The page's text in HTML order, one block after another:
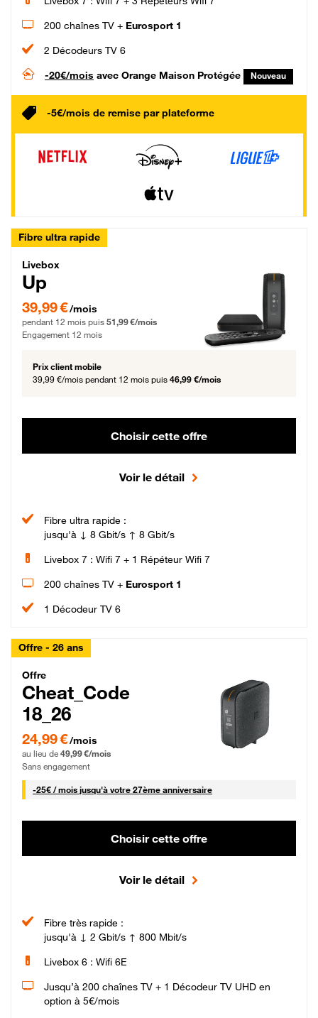
200 chaînes TV + Eurosport 1
2 Décodeurs TV 6
-20€/mois avec Orange Maison Protégée Nouveau
-5€/mois de remise par plateforme
Fibre ultra rapide
Livebox Up Fibre
Livebox
Up
39,99 € par mois pendant 12 mois puis 51,99 € par mois, Engagement 12 mois
39,99 €/mois
pendant 12 mois puis 51,99 €/mois
Engagement 12 mois
Prix client mobile
39,99 €/mois pendant 12 mois puis 46,99 €/mois
Choisir cette offre
Voir le détail
Fibre ultra rapide :
jusqu'à ↓ 8 Gbit/s ↑ 8 Gbit/s
Livebox 7 : Wifi 7 + 1 Répéteur Wifi 7
200 chaînes TV + Eurosport 1
1 Décodeur TV 6
Offre - 26 ans
Cheat_Code Fibre_18_26
Offre
Cheat_Code
18_26
24,99 € par mois pendant 0 mois puis 49,99 € par mois, Sans engagement
24,99 €/mois
au lieu de 49,99 €/mois
Sans engagement
-25€ / mois25 € par mois
jusqu'à votre 27ème anniversaire
Choisir cette offre
Voir le détail
Fibre très rapide :
jusqu'à ↓ 2 Gbit/s ↑ 800 Mbit/s
Livebox 6 : Wifi 6E
Jusqu’à 200 chaînes TV + 1 Décodeur TV UHD en
option à 5€/mois